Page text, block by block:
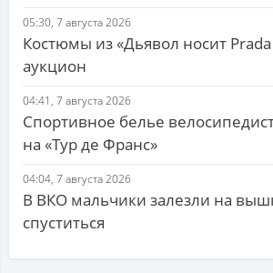
05:30, 7 августа 2026
Костюмы из «Дьявол носит Prada
аукцион
04:41, 7 августа 2026
Спортивное белье
на «Тур де Франс»
04:04, 7 августа 2026
В ВКО мальчики залезли на
спуститься